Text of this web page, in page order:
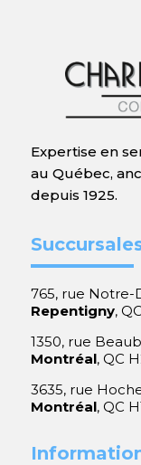
Expertise en
au Québec,
depuis 1925.
765, rue Notre-
Repentigny,
1350, rue
Montréal, QC
3635, rue
Montréal, QC